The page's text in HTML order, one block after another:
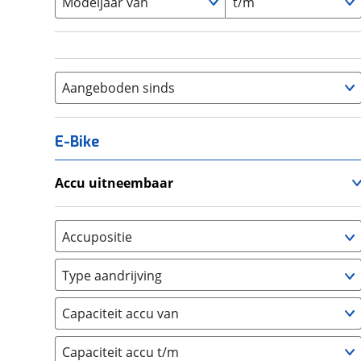
Aangeboden sinds
E-Bike
Accu uitneembaar
Nee, vast (0)
Accupositie
Bagagedrager (0)
Frame (0 )
Vloer (0
Achterbank (0)
Kofferbak (0)
Type aandrijving
Achterwiel (0)
Trapas
Voorwiel
Capaciteit accu van
Capaciteit accu t/m